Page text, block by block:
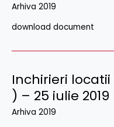
Arhiva 2019
download document
Inchirieri
) – 25 iulie 2019
Arhiva 2019